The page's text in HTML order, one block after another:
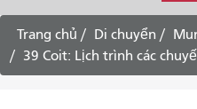
Trang chủ Di chuyển
39 Coit: Lịch trình các